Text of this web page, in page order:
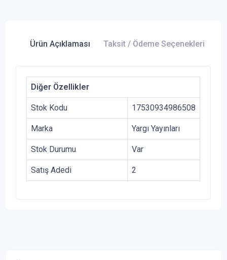
Ürün Açıklaması Taksit / Ödeme Seçenekleri
Diğer Özellikler
Stok Kodu 17530934986508
Marka Yargı Yayınları
Stok Durumu Var
Satış Adedi 2